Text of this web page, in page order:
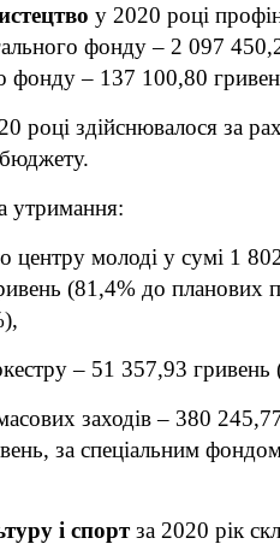
у 2020 році
фонду – 2 097
фонду – 137 100,80
році здійснювалося за
утримання:
центру молоді у сумі 1
(81,4% до планових
– 51 357,93
заходів – 380
за спеціальним
і спортза 2020 рік